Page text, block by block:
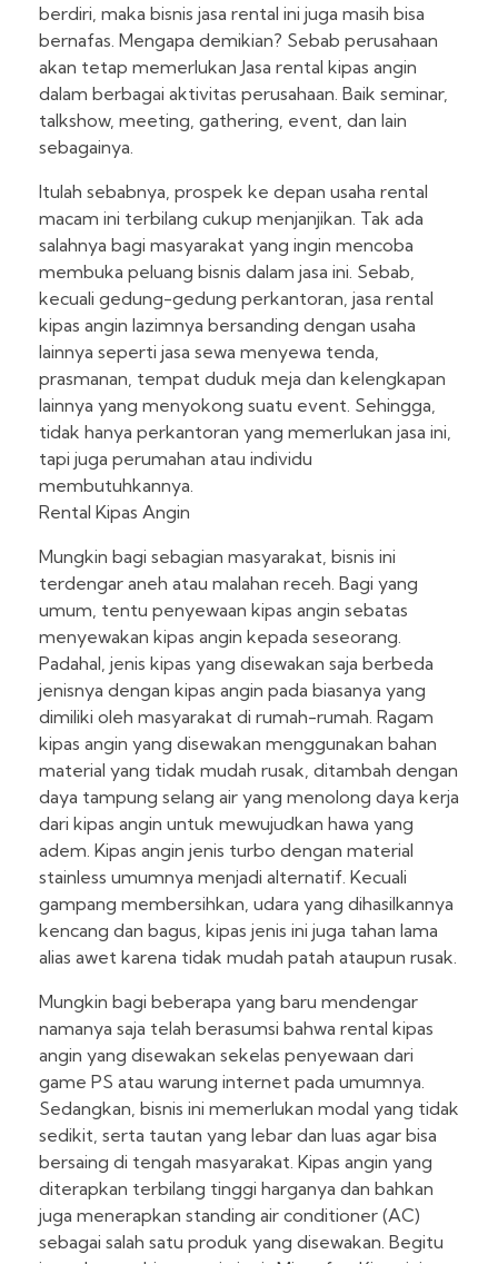
berdiri, maka bisnis jasa rental ini juga masih bisa
bernafas. Mengapa demikian? Sebab perusahaan
akan tetap memerlukan Jasa rental kipas angin
dalam berbagai aktivitas perusahaan. Baik seminar,
talkshow, meeting, gathering, event, dan lain
sebagainya.
Itulah sebabnya, prospek ke depan usaha rental
macam ini terbilang cukup menjanjikan. Tak ada
salahnya bagi masyarakat yang ingin mencoba
membuka peluang bisnis dalam jasa ini. Sebab,
kecuali gedung-gedung perkantoran, jasa rental
kipas angin lazimnya bersanding dengan usaha
lainnya seperti jasa sewa menyewa tenda,
prasmanan, tempat duduk meja dan kelengkapan
lainnya yang menyokong suatu event. Sehingga,
tidak hanya perkantoran yang memerlukan jasa ini,
tapi juga perumahan atau individu
membutuhkannya.
Rental Kipas Angin
Mungkin bagi sebagian masyarakat, bisnis ini
terdengar aneh atau malahan receh. Bagi yang
umum, tentu penyewaan kipas angin sebatas
menyewakan kipas angin kepada seseorang.
Padahal, jenis kipas yang disewakan saja berbeda
jenisnya dengan kipas angin pada biasanya yang
dimiliki oleh masyarakat di rumah-rumah. Ragam
kipas angin yang disewakan menggunakan bahan
material yang tidak mudah rusak, ditambah dengan
daya tampung selang air yang menolong daya kerja
dari kipas angin untuk mewujudkan hawa yang
adem. Kipas angin jenis turbo dengan material
stainless umumnya menjadi alternatif. Kecuali
gampang membersihkan, udara yang dihasilkannya
kencang dan bagus, kipas jenis ini juga tahan lama
alias awet karena tidak mudah patah ataupun rusak.
Mungkin bagi beberapa yang baru mendengar
namanya saja telah berasumsi bahwa rental kipas
angin yang disewakan sekelas penyewaan dari
game PS atau warung internet pada umumnya.
Sedangkan, bisnis ini memerlukan modal yang tidak
sedikit, serta tautan yang lebar dan luas agar bisa
bersaing di tengah masyarakat. Kipas angin yang
diterapkan terbilang tinggi harganya dan bahkan
juga menerapkan standing air conditioner (AC)
sebagai salah satu produk yang disewakan. Begitu